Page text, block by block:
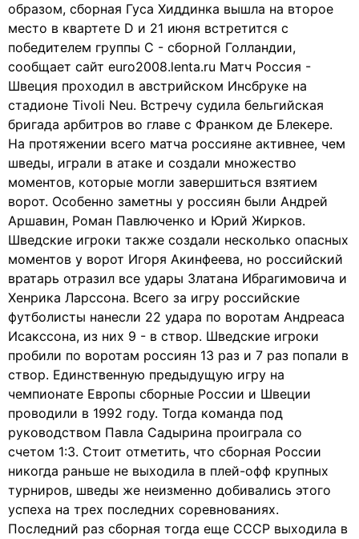
образом, сборная Гуса Хиддинка вышла на второе
место в квартете D и 21 июня встретится с
победителем группы C - сборной Голландии,
сообщает сайт euro2008.lenta.ru Матч Россия -
Швеция проходил в австрийском Инсбруке на
стадионе Tivoli Neu. Встречу судила бельгийская
бригада арбитров во главе с Франком де Блекере.
На протяжении всего матча россияне активнее, чем
шведы, играли в атаке и создали множество
моментов, которые могли завершиться взятием
ворот. Особенно заметны у россиян были Андрей
Аршавин, Роман Павлюченко и Юрий Жирков.
Шведские игроки также создали несколько опасных
моментов у ворот Игоря Акинфеева, но российский
вратарь отразил все удары Златана Ибрагимовича и
Хенрика Ларссона. Всего за игру российские
футболисты нанесли 22 удара по воротам Андреаса
Исакссона, из них 9 - в створ. Шведские игроки
пробили по воротам россиян 13 раз и 7 раз попали в
створ. Единственную предыдущую игру на
чемпионате Европы сборные России и Швеции
проводили в 1992 году. Тогда команда под
руководством Павла Садырина проиграла со
счетом 1:3. Стоит отметить, что сборная России
никогда раньше не выходила в плей-офф крупных
турниров, шведы же неизменно добивались этого
успеха на трех последних соревнованиях.
Последний раз сборная тогда еще СССР выходила в